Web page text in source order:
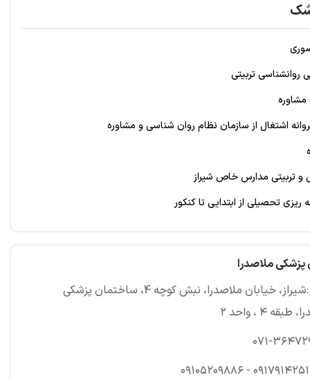
تربیتی
اشتغال از سازمان نظام روان شناسی و مشاوره
و تربیتی مدارس خاص شیراز
ریزی تحصیلی از ابتدایی تا کنکور
استخدامی آموزش و پرورش
کارگاه آموزشی
ملاصدرا
آدرس:شیراز، خیابان ملاصدرا، نبش کوچه 4، ساختمان پزشکی
٤ ، واحد ۲
۳۶۴۷۲۹۶۹
- ۰۹۱۷۹۱۴۲۵۱۲